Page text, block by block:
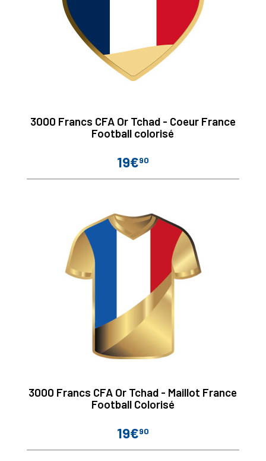
3000 Francs CFA Or Tchad - Coeur France
Football colorisé
Prix
19€90
3000 Francs CFA Or Tchad - Maillot France
Football Colorisé
Prix
19€90